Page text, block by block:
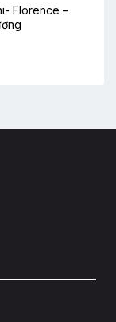
Florence –